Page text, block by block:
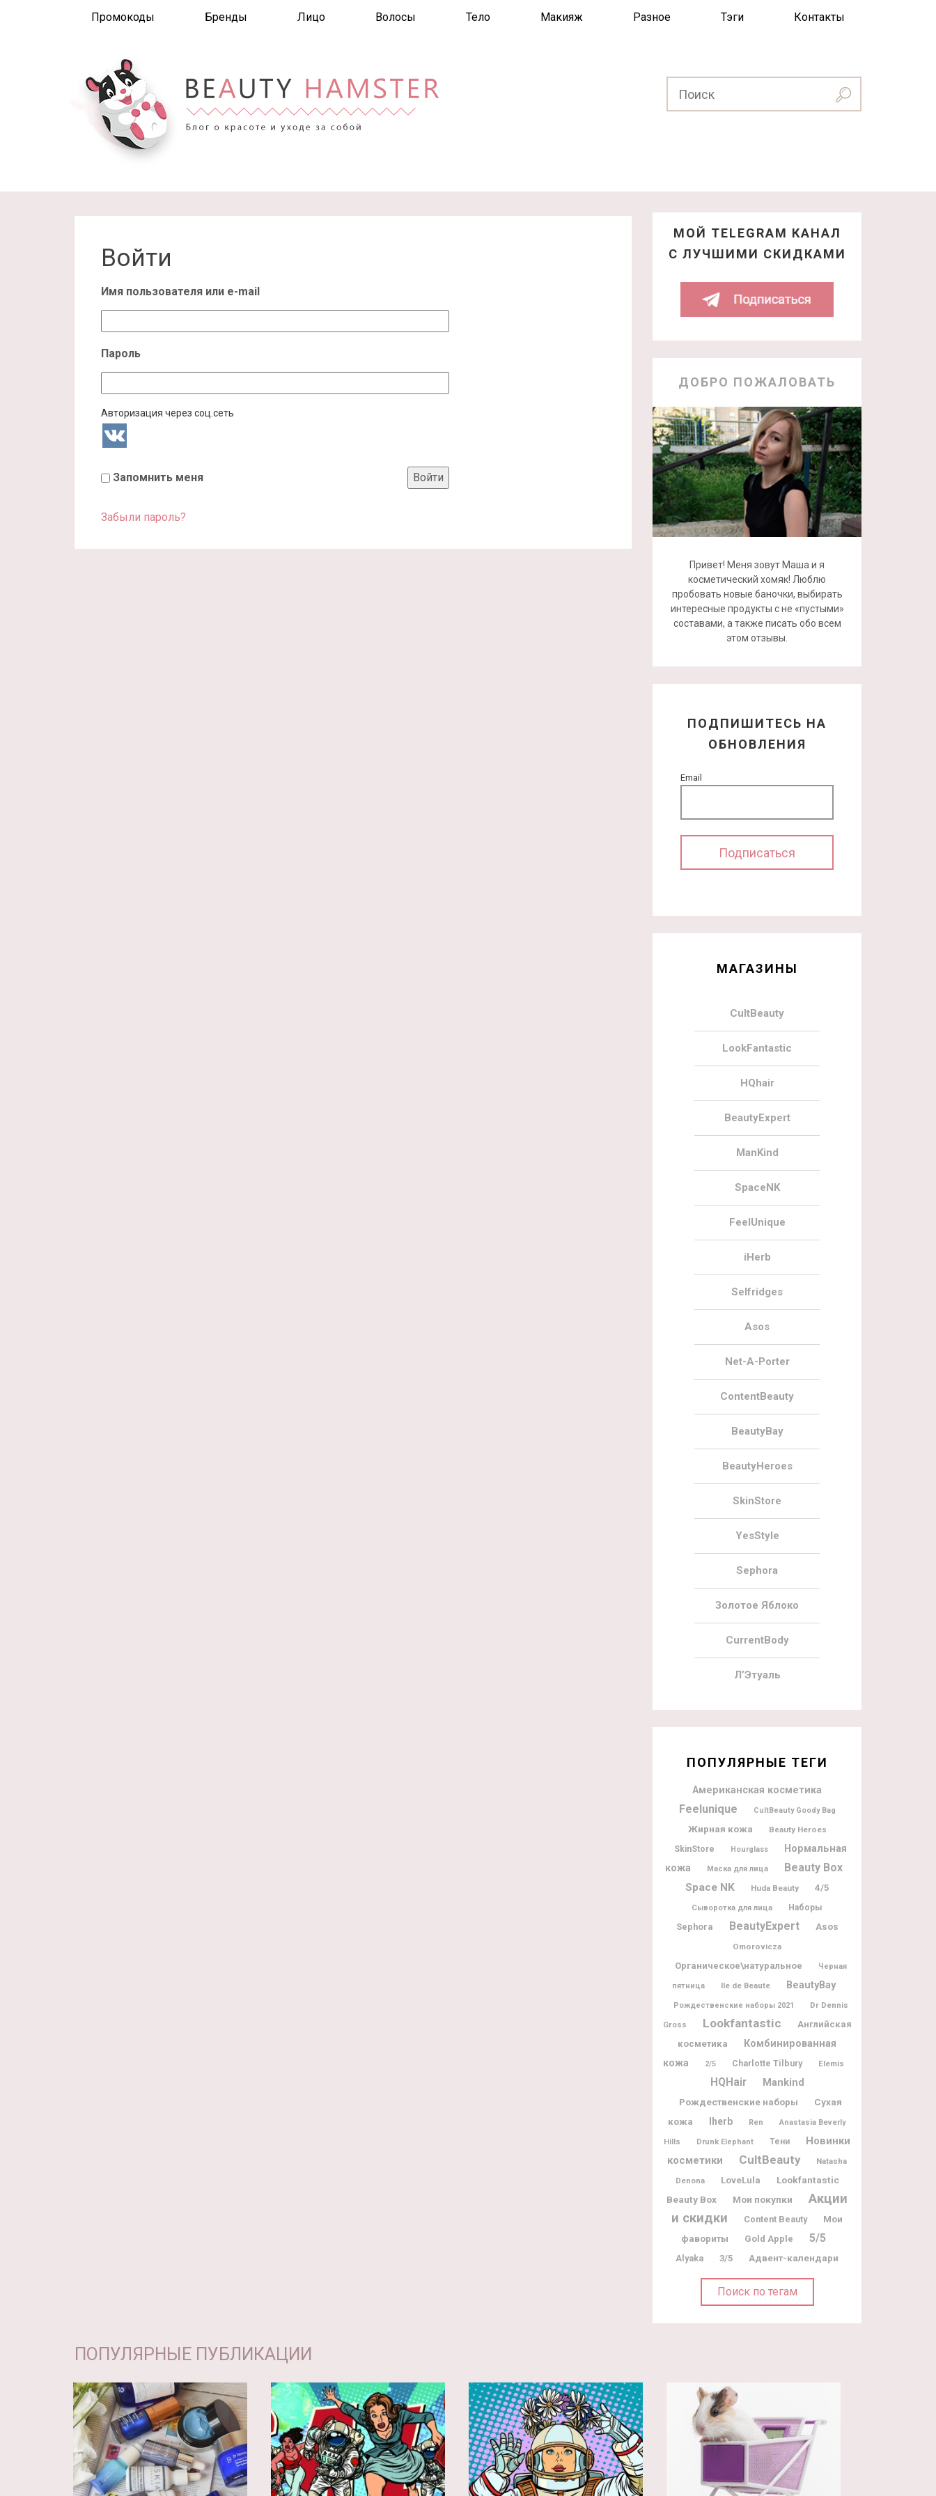
Промокоды Бренды Лицо Волосы Тело Макияж Разное Тэги Контакты
Войти
Имя пользователя или e-mail
Пароль
Авторизация через соц.сеть
Запомнить меня
Забыли пароль?
МОЙ TELEGRAM КАНАЛ
С ЛУЧШИМИ СКИДКАМИ
ДОБРО ПОЖАЛОВАТЬ
Привет! Меня зовут Маша и я
косметический хомяк! Люблю
пробовать новые баночки, выбирать
интересные продукты с не «пустыми»
составами, а также писать обо всем
этом отзывы.
ПОДПИШИТЕСЬ НА
ОБНОВЛЕНИЯ
Email
МАГАЗИНЫ
CultBeauty
LookFantastic
HQhair
BeautyExpert
ManKind
SpaceNK
FeelUnique
iHerb
Selfridges
Asos
Net-A-Porter
ContentBeauty
BeautyBay
BeautyHeroes
SkinStore
YesStyle
Sephora
Золотое Яблоко
CurrentBody
Л’Этуаль
ПОПУЛЯРНЫЕ ТЕГИ
Американская косметика
Feelunique CultBeauty Goody Bag
Жирная кожа
Beauty Heroes
SkinStore
Hourglass
Нормальная
кожа
Маска для лица Beauty Box
Space NK Huda Beauty 4/5
Сыворотка для лица Наборы
Sephora BeautyExpert Asos
Omorovicza
Органическое\натуральное Черная
пятница Ile de Beaute BeautyBay
Рождественские наборы 2021
Dr Dennis
Gross
Lookfantastic
Английская
косметика
Комбинированная
кожа
2/5 Charlotte Tilbury Elemis
HQHair Mankind
Рождественские наборы
Сухая
кожа
Iherb Ren Anastasia Beverly
Hills Drunk Elephant Тени
Новинки
косметики
CultBeauty
Natasha
Denona
LoveLula
Lookfantastic
Beauty Box
Мои покупки
Акции
и скидки
Content Beauty
Мои
фавориты
Gold Apple 5/5
Alyaka 3/5 Адвент-календари
Поиск по тегам
ПОПУЛЯРНЫЕ ПУБЛИКАЦИИ